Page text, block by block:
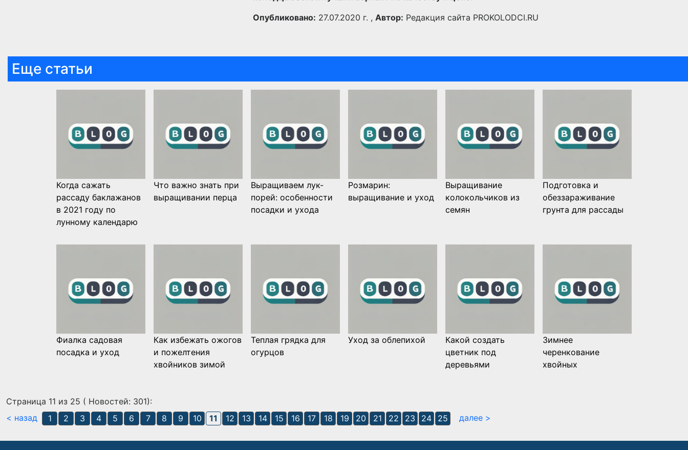
Опубликовано: 27.07.2020 г. , Автор: Редакция сайта PROKOLODCI.RU
Еще статьи
Когда сажать
рассаду баклажанов
в 2021 году по
лунному календарю
Что важно знать при
выращивании перца
Выращиваем лук-
порей: особенности
посадки и ухода
Розмарин:
выращивание и уход
Выращивание
колокольчиков из
семян
Подготовка и
обеззараживание
грунта для рассады
Фиалка садовая
посадка и уход
Как избежать ожогов
и пожелтения
хвойников зимой
Теплая грядка для
огурцов
Уход за облепихой
Какой создать
цветник под
деревьями
Зимнее
черенкование
хвойных
Страница 11 из 25 ( Новостей: 301):
< назад
1 2 3 4 5 6 7 8 9 10 11 12 13 14 15 16 17 18 19 20 21 22 23 24 25 далее >